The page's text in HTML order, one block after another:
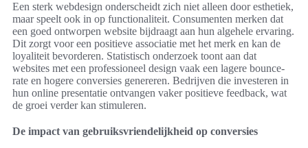
Een sterk webdesign onderscheidt zich niet alleen door esthetiek,
maar speelt ook in op functionaliteit. Consumenten merken dat
een goed ontworpen website bijdraagt aan hun algehele ervaring.
Dit zorgt voor een positieve associatie met het merk en kan de
loyaliteit bevorderen. Statistisch onderzoek toont aan dat
websites met een professioneel design vaak een lagere bounce-
rate en hogere conversies genereren. Bedrijven die investeren in
hun online presentatie ontvangen vaker positieve feedback, wat
de groei verder kan stimuleren.
De impact van gebruiksvriendelijkheid op conversies